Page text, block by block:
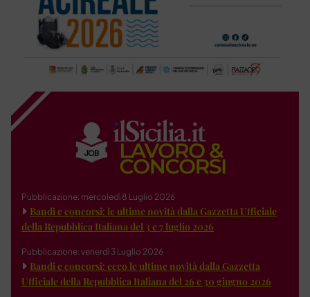
Pubblicazione: mercoledì 8 Luglio 2026
Bandi e concorsi: le ultime novità dalla Gazzetta Ufficiale
della Repubblica Italiana del 3 e 7 luglio 2026
Pubblicazione: venerdì 3 Luglio 2026
Bandi e concorsi: ecco le ultime novità dalla Gazzetta
Ufficiale della Repubblica Italiana del 26 e 30 giugno 2026